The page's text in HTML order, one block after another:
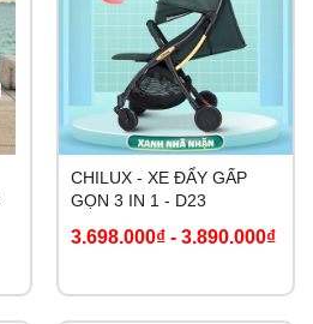
CHILUX - XE ĐẨY GẤP
GỌN 3 IN 1 - D23
3.698.000₫ - 3.890.000₫